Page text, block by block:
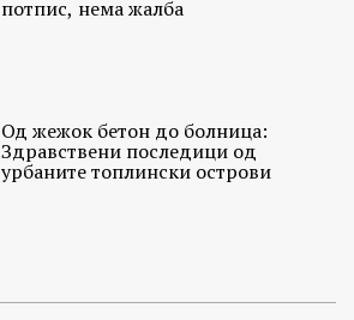
потпис, нема жалба
Од жежок бетон до болница:
Здравствени последици од
урбаните топлински острови